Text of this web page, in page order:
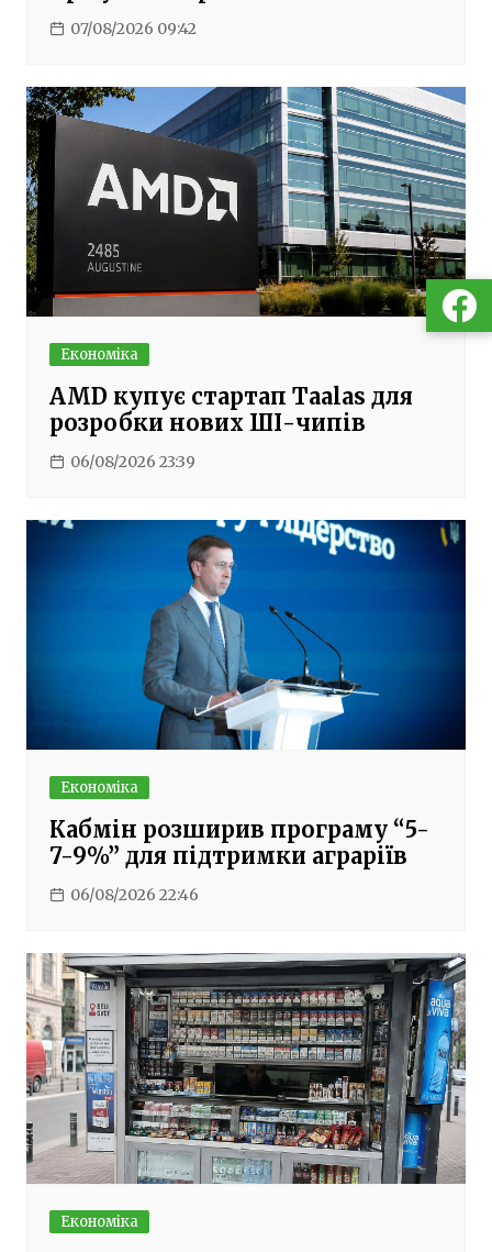
07/08/2026 09:42
Економіка
AMD купує стартап Taalas для
розробки нових ШІ-чипів
06/08/2026 23:39
Економіка
Кабмін розширив програму “5-
7-9%” для підтримки аграріїв
06/08/2026 22:46
Економіка